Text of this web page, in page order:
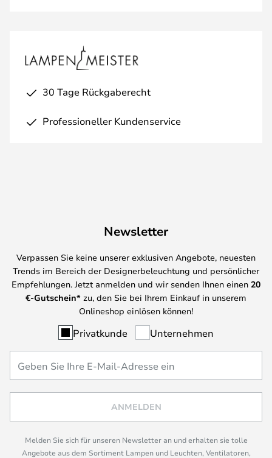
30 Tage Rückgaberecht
Professioneller Kundenservice
Newsletter
Verpassen Sie keine unserer exklusiven Angebote, neuesten
Trends im Bereich der Designerbeleuchtung und persönlicher
Empfehlungen. Jetzt anmelden und wir senden Ihnen einen 20
€-Gutschein* zu, den Sie bei Ihrem Einkauf in unserem
Onlineshop einlösen können!
Privatkunde Unternehmen
ANMELDEN
Melden Sie sich für unseren Newsletter an und erhalten sie tolle
Angebote aus dem Sortiment Lampen und Leuchten, Ventilatoren,